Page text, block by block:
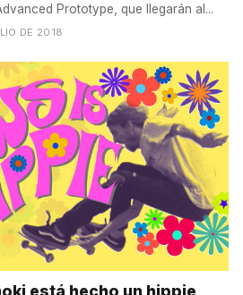
Prototype, que llegarán al...
DE 2018
está hecho un hippie